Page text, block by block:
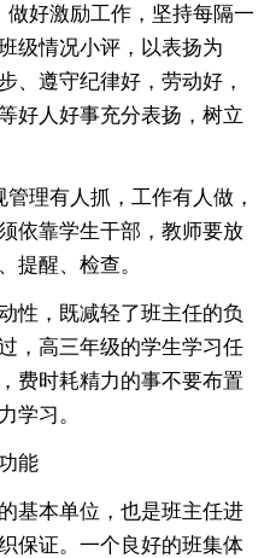
好激励工作，坚持每隔一
级情况小评，以表扬为
、遵守纪律好，劳动好，
好人好事充分表扬，树立
理有人抓，工作有人做，
依靠学生干部，教师要放
提醒、检查。
性，既减轻了班主任的负
，高三年级的学生学习任
费时耗精力的事不要布置
学习。
能
基本单位，也是班主任进
保证。一个良好的班集体